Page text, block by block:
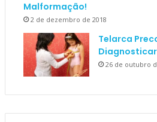
Malformação!
2 de dezembro de 2018
Telarca
Diagnosticar
26 de outubro